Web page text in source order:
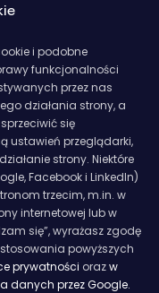
i podobne
funkcjonalności
przez nas
działania strony, a
się
ustawień przeglądarki,
strony. Niektóre
Facebook i LinkedIn)
trzecim, m.in. w
internetowej lub w
się”, wyrażasz zgodę
powyższych
prywatności orazw
danych przez Google.